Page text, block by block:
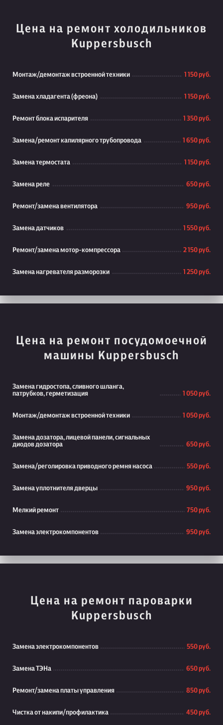
Цена на ремонт холодильников
Kuppersbusch
Монтаж/демонтаж встроенной техники 1 150 руб.
Замена хладагента (фреона) 1 150 руб.
Ремонт блока испарителя 1 350 руб.
Замена/ремонт капилярного трубопровода 1 650 руб.
Замена термостата 1 150 руб.
Замена реле 650 руб.
Ремонт/замена вентилятора 950 руб.
Замена датчиков 1 550 руб.
Ремонт/замена мотор-компрессора 2 150 руб.
Замена нагревателя разморозки 1 250 руб.
Цена на ремонт посудомоечной
машины Kuppersbusch
Замена гидростопа, сливного шланга,
патрубков, герметизация
1 050 руб.
Монтаж/демонтаж встроенной техники 1 050 руб.
Замена дозатора, лицевой панели, сигнальных
диодов дозатора
650 руб.
Замена/реголировка приводного ремня насоса 550 руб.
Замена уплотнителя дверцы 950 руб.
Мелкий ремонт 750 руб.
Замена электрокомпонентов 950 руб.
Цена на ремонт пароварки
Kuppersbusch
Замена электрокомпонентов 550 руб.
Замена ТЭНа 650 руб.
Ремонт/замена платы управления 850 руб.
Чистка от накипи/профилактика 450 руб.